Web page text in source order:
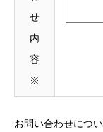
せ
内
容
※
お問い合わせにつ